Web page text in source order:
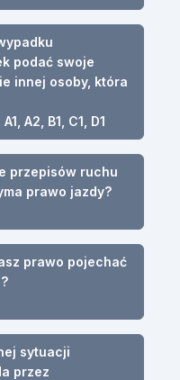
podać swoje
innej osoby, która
A2, B1, C1, D1
przepisów ruchu
prawo jazdy?
prawo pojechać
sytuacji
przez